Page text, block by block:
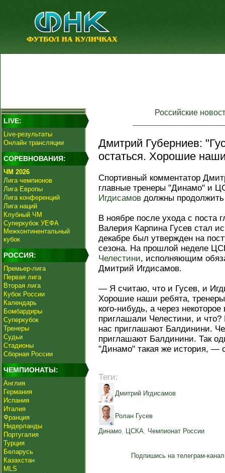
LIVE:
Live-результаты
Онлайн трансляции
СОРЕВНОВАНИЯ:
ЧМ 2026
Лига чемпионов
Лига Европы
Лига конференций
Лига наций
Клубный ЧМ
Суперкубок УЕФА
Межконтинентальный
кубок
РОССИЯ:
Премьер-лига
Первая лига
Вторая лига
Кубок России
Календарь
Бомбардиры
Суперкубок
Тренеры
Судьи
Стадионы
Сборная России
ЧЕМПИОНАТЫ:
Англия
Германия
Испания
Италия
Франция
Нидерланды
Португалия
Турция
Беларусь
Казахстан
MLS
Российские
Дмитрий Губерниев:
остаться. Хорошие
Спортивный комментатор
главные тренеры "Динамо" и
Игдисамов должны продолжить
В ноябре после ухода с поста
Валерия Карпина Гусев стал
декабре был утвержден на
сезона. На прошлой неделе
Челестини, исполняющим
Дмитрий Игдисамов.
— Я считаю, что и Гусев, и
Хорошие наши ребята,
кого‑нибудь, а через
приглашали Челестини, и
нас приглашают Балдинини.
приглашают Балдинини. Так
"Динамо" такая же история, —
Теги:
Дмитрий Игдисамов
Ролан Гусев
Динамо, ЦСКА, Чемпионат России
Подпишись на телеграм-